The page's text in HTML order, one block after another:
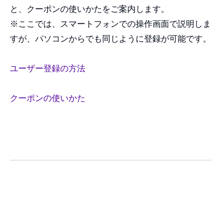
と、クーポンの使いかたをご案内します。
※ここでは、スマートフォンでの操作画面で説明しま
すが、パソコンからでも同じように登録が可能です。
ユーザー登録の方法
クーポンの使いかた